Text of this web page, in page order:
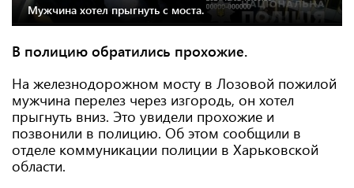
Мужчина хотел прыгнуть с моста.
В полицию обратились прохожие.
На железнодорожном мосту в Лозовой пожилой
мужчина перелез через изгородь, он хотел
прыгнуть вниз. Это увидели прохожие и
позвонили в полицию. Об этом сообщили в
отделе коммуникации полиции в Харьковской
области.